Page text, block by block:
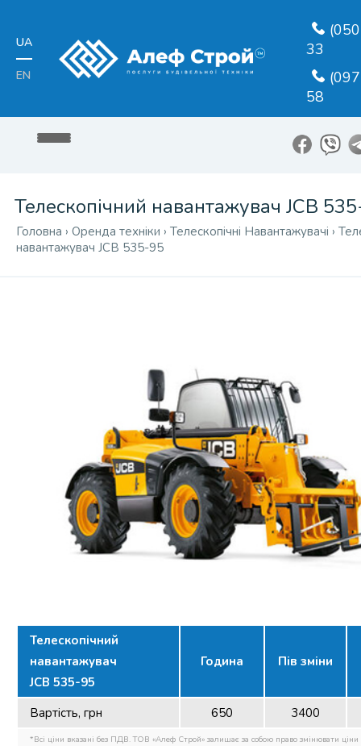
UA
EN
33
58
Телескопічний навантажувач JCB
Головна › Оренда техніки › Телескопічні Навантажувачі ›
навантажувач JCB 535-95
Телескопічний
навантажувач
JCB 535-95
Година Пів зміни
Вартість, грн 650 3400
*Всі ціни вказані без ПДВ. ТОВ «Алеф Строй» залишає за собою право змінювати ціни